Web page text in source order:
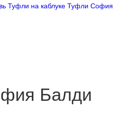
Туфли на каблуке Туфли София
Балди